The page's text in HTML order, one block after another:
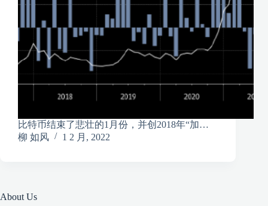
比特币结束了悲壮的1月份，并创2018年“加…
柳 如风
1 2 月, 2022
About Us